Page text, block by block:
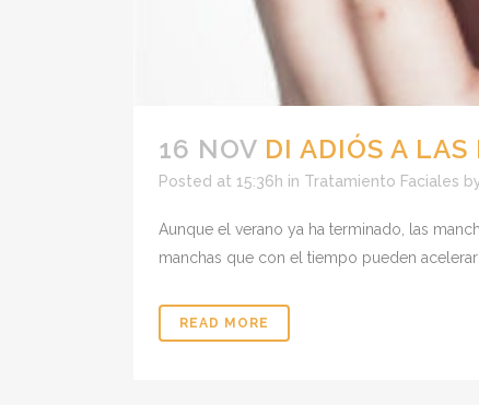
16 NOV DI ADIÓS A LAS
Posted at 15:36h in Tratamiento Faciales
Aunque el verano ya ha terminado, las
manchas que con el tiempo pueden
READ MORE